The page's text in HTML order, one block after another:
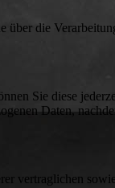
über die
Sie diese
Daten,
vertraglichen